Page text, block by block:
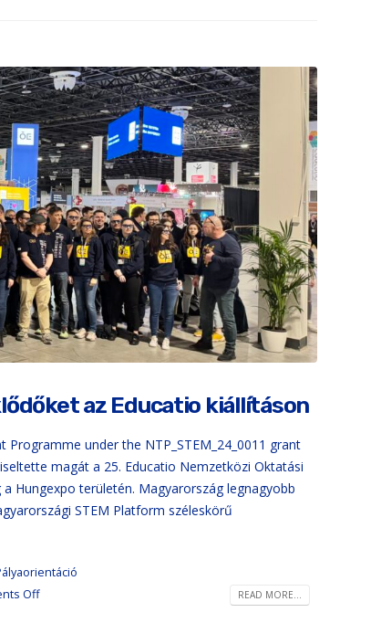
az Educatio kiállításon
under the NTP_STEM_24_0011 grant
magát a 25. Educatio Nemzetközi Oktatási
Hungexpo területén. Magyarország legnagyobb
STEM Platform széleskörű
Off READ MORE...